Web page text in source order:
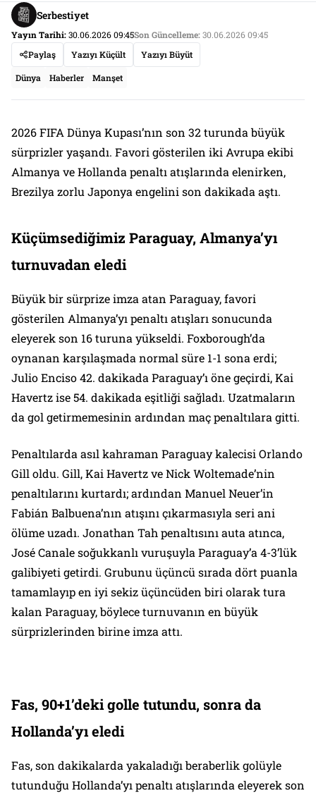
Serbestiyet
Yayın Tarihi:30.06.2026 09:45Son Güncelleme:30.06.2026 09:45
Paylaş
Yazıyı Küçült Yazıyı Büyüt
Dünya Haberler Manşet
2026 FIFA Dünya Kupası’nın son 32 turunda büyük
sürprizler yaşandı. Favori gösterilen iki Avrupa ekibi
Almanya ve Hollanda penaltı atışlarında elenirken,
Brezilya zorlu Japonya engelini son dakikada aştı.
Küçümsediğimiz Paraguay, Almanya’yı
turnuvadan eledi
Büyük bir sürprize imza atan Paraguay, favori
gösterilen Almanya’yı penaltı atışları sonucunda
eleyerek son 16 turuna yükseldi. Foxborough’da
oynanan karşılaşmada normal süre 1-1 sona erdi;
Julio Enciso 42. dakikada Paraguay’ı öne geçirdi, Kai
Havertz ise 54. dakikada eşitliği sağladı. Uzatmaların
da gol getirmemesinin ardından maç penaltılara gitti.
Penaltılarda asıl kahraman Paraguay kalecisi Orlando
Gill oldu. Gill, Kai Havertz ve Nick Woltemade’nin
penaltılarını kurtardı; ardından Manuel Neuer’in
Fabián Balbuena’nın atışını çıkarmasıyla seri ani
ölüme uzadı. Jonathan Tah penaltısını auta atınca,
José Canale soğukkanlı vuruşuyla Paraguay’a 4-3’lük
galibiyeti getirdi. Grubunu üçüncü sırada dört puanla
tamamlayıp en iyi sekiz üçüncüden biri olarak tura
kalan Paraguay, böylece turnuvanın en büyük
sürprizlerinden birine imza attı.
Fas, 90+1’deki golle tutundu, sonra da
Hollanda’yı eledi
Fas, son dakikalarda yakaladığı beraberlik golüyle
tutunduğu Hollanda’yı penaltı atışlarında eleyerek son